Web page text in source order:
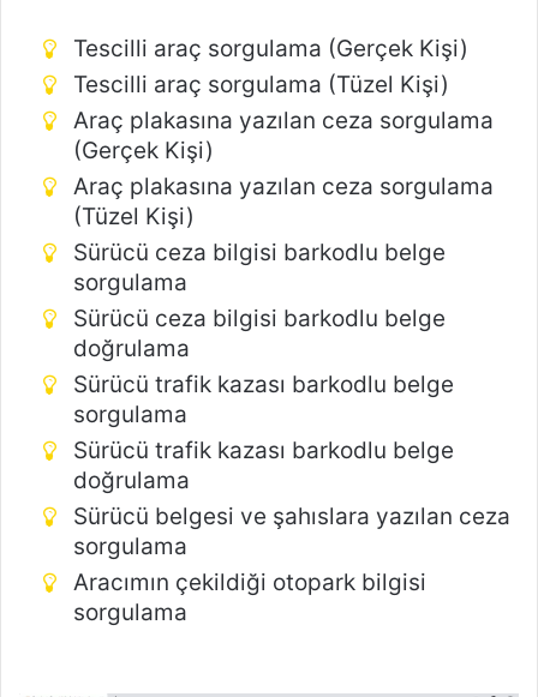
Tescilli araç sorgulama (Gerçek Kişi)
Tescilli araç sorgulama (Tüzel Kişi)
Araç plakasına yazılan ceza sorgulama
(Gerçek Kişi)
Araç plakasına yazılan ceza sorgulama
(Tüzel Kişi)
Sürücü ceza bilgisi barkodlu belge
sorgulama
Sürücü ceza bilgisi barkodlu belge
doğrulama
Sürücü trafik kazası barkodlu belge
sorgulama
Sürücü trafik kazası barkodlu belge
doğrulama
Sürücü belgesi ve şahıslara yazılan ceza
sorgulama
Aracımın çekildiği otopark bilgisi
sorgulama